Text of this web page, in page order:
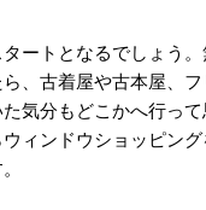
ートとなるでしょう
、古着屋や古本屋、
気分もどこかへ行っ
ィンドウショッピン